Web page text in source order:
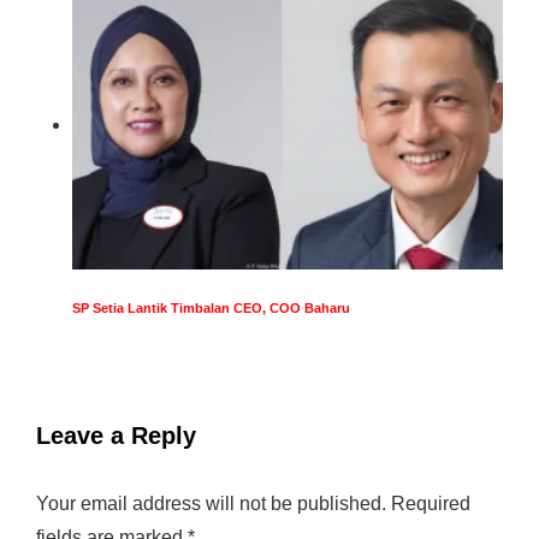
SP Setia Lantik Timbalan CEO, COO Baharu
Leave a Reply
Your email address will not be published. Required